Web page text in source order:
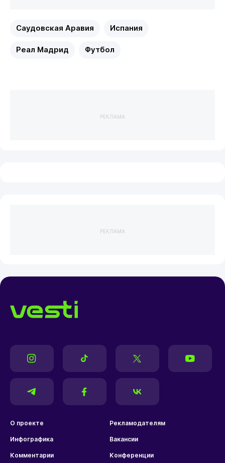
Саудовская Аравия Испания
Реал Мадрид Футбол
РЕКЛАМА
РЕКЛАМА
О проекте Рекламодателям
Инфографика Вакансии
Комментарии Конференции